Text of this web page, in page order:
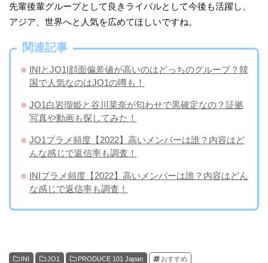
先輩後輩グループとして良きライバルとして今後も活躍し、
アジア、世界へと人気を広めてほしいですね。
関連記事
INIとJO1|顔面偏差値が高いのはどっちのグループ？韓
国で人気なのはJO1の噂も！
JO1白岩瑠姫と谷川菜奈が匂わせで黒確定なの？証拠
写真や動画も探してみた！
JO1プラメ頻度【2022】高いメンバーは誰？内容はど
んな感じで返信率も調査！
INIプラメ頻度【2022】高いメンバーは誰？内容はどん
な感じで返信率も調査！
INI JO1 PRODUCE 101 Japan おすすめ